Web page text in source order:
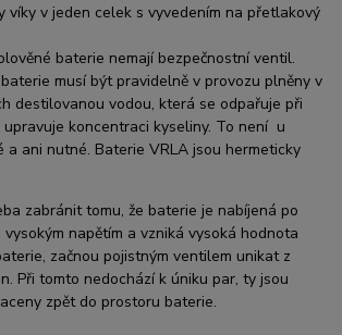
víky v jeden celek s vyvedením na přetlakový
baterie nemají bezpečnostní ventil.
musí být pravidelně v provozu plněny v
destilovanou vodou, která se odpařuje při
upravuje koncentraci kyseliny. To není u
a ani nutné. Baterie VRLA jsou hermeticky
zabránit tomu, že baterie je nabíjená po
napětím a vzniká vysoká hodnota
začnou pojistným ventilem unikat z
Při tomto nedochází k úniku par, ty jsou
zpět do prostoru baterie.